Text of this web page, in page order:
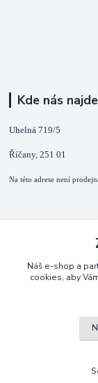
Kde nás
Uhelná 719/5
Říčany, 251 01
Na této adrese není
+420 725 889
(Po-Ne, 9-18 hod.)
Náš e-shop a
cookies, aby